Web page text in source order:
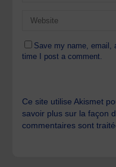
Save my name, email,
time I post a comment.
Ce site utilise Akismet
savoir plus sur la façon
commentaires sont